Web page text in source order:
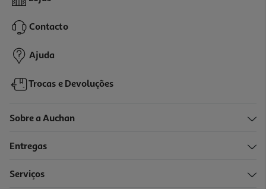
Contacto
Ajuda
Trocas e Devoluções
Sobre a Auchan
Entregas
Serviços